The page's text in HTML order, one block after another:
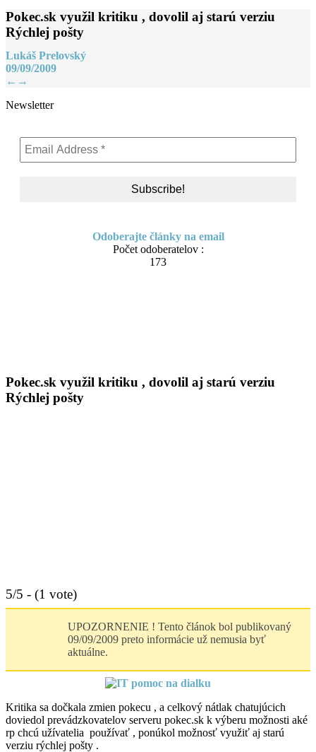
Pokec.sk využil kritiku , dovolil aj starú verziu
Rýchlej pošty
Lukáš Prelovský
09/09/2009
Post
navigation
← →
Newsletter
Odoberajte články na email
Počet odoberatelov :
173
Pokec.sk využil kritiku , dovolil aj starú verziu
Rýchlej pošty
5/5 - (1 vote)
UPOZORNENIE ! Tento článok bol publikovaný
09/09/2009 preto informácie už nemusia byť
aktuálne.
Kritika sa dočkala zmien pokecu , a celkový nátlak chatujúcich
doviedol prevádzkovatelov serveru pokec.sk k výberu možnosti aké
rp chcú užívatelia používať , ponúkol možnosť využiť aj starú
verziu rýchlej pošty .